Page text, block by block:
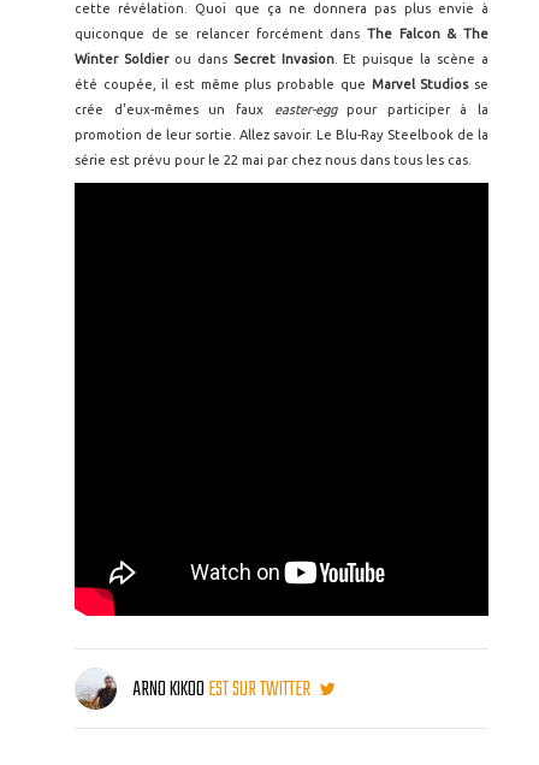
cette révélation. Quoi que ça ne donnera pas plus envie à
quiconque de se relancer forcément dans The Falcon & The
Winter Soldier ou dans Secret Invasion. Et puisque la scène a
été coupée, il est même plus probable que Marvel Studios se
crée d'eux-mêmes un faux
easter-eggpour participer à la
promotion de leur sortie. Allez savoir. Le Blu-Ray Steelbook de la
série est prévu pour le 22 mai par chez nous dans tous les cas.
ARNO KIKOOEST SUR TWITTER